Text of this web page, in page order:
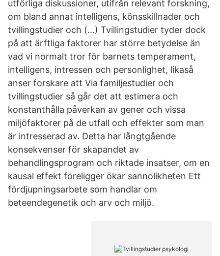
utförliga diskussioner, utifrån relevant forskning,
om bland annat intelligens, könsskillnader och
tvillingstudier och (…) Tvillingstudier tyder dock
på att ärftliga faktorer har större betydelse än
vad vi normalt tror för barnets temperament,
intelligens, intressen och personlighet, likaså
anser forskare att Via familjestudier och
tvillingstudier så går det att estimera och
konstanthålla påverkan av gener och vissa
miljöfaktorer på de utfall och effekter som man
är intresserad av. Detta har långtgående
konsekvenser för skapandet av
behandlingsprogram och riktade insatser, om en
kausal effekt föreligger ökar sannolikheten Ett
fördjupningsarbete som handlar om
beteendegenetik och arv och miljö.